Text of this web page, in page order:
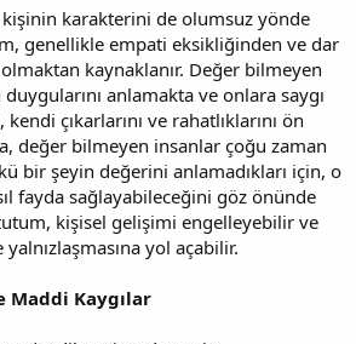
karakterini de olumsuz yönde
genellikle empati eksikliğinden ve dar
kaynaklanır. Değer bilmeyen
duygularını anlamakta ve onlara saygı
çıkarlarını ve rahatlıklarını ön
değer bilmeyen insanlar çoğu zaman
bir şeyin değerini anlamadıkları için, o
fayda sağlayabileceğini göz önünde
kişisel gelişimi engelleyebilir ve
yol açabilir.
Maddi Kaygılar